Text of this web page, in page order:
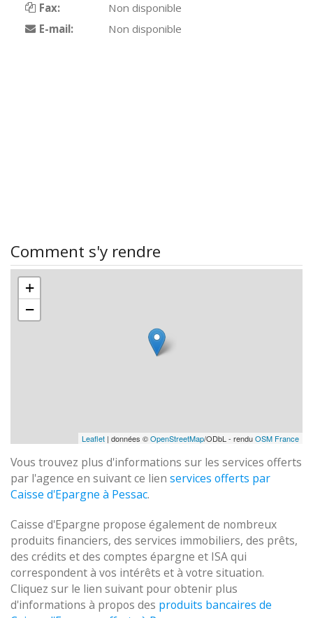
Fax:
Non disponible
E-mail:
Non disponible
Comment s'y rendre
+
−
Leaflet | données ©OpenStreetMap/ODbL - renduOSM France
Vous trouvez plus d'informations sur les services offerts
par l'agence en suivant ce lien services offerts par
Caisse d'Epargne à Pessac.
Caisse d'Epargne propose également de nombreux
produits financiers, des services immobiliers, des prêts,
des crédits et des comptes épargne et ISA qui
correspondent à vos intérêts et à votre situation.
Cliquez sur le lien suivant pour obtenir plus
d'informations à propos des produits bancaires de